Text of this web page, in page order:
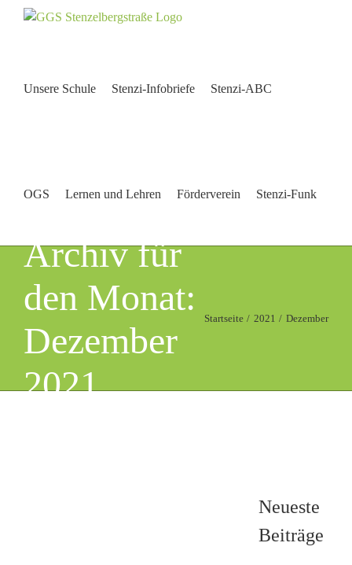
Unsere Schule Stenzi-Infobriefe Stenzi-ABC
OGS Lernen und Lehren Förderverein Stenzi-Funk
Archiv für
den Monat:
Dezember
2021
Startseite 2021 Dezember
Neueste
Beiträge